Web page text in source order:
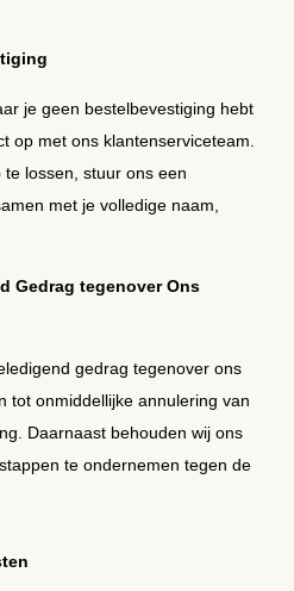
je geen bestelbevestiging hebt
op met ons klantenserviceteam.
lossen, stuur ons een
met je volledige naam,
Gedrag tegenover Ons
gedrag tegenover ons
tot onmiddellijke annulering van
Daarnaast behouden wij ons
te ondernemen tegen de